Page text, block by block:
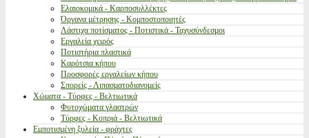
Ελαιοκομικά - Καρποσυλλέκτες
Όργανα μέτρησης - Κομποστοποιητές
Λάστιχα ποτίσματος - Ποτιστικά - Ταχυσύνδεσμοι
Εργαλεία χειρός
Ποτιστήρια πλαστικά
Καρότσια κήπου
Προσφορές εργαλείων κήπου
Σπορείς - Λιπασματοδιανομείς
Χώματα - Τύρφες - Βελτιωτικά
Φυτοχώματα γλαστρών
Τύρφες - Κοπριά - Βελτιωτικά
Εμποτισμένη ξυλεία - φράχτες